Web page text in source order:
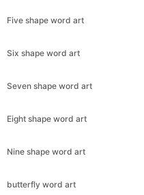
Five shape word art
Six shape word art
Seven shape word art
Eight shape word art
Nine shape word art
butterfly word art